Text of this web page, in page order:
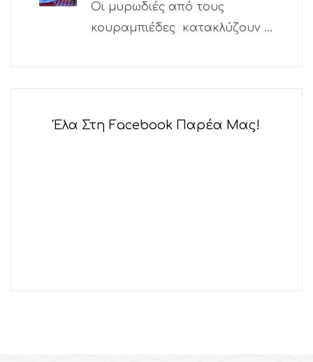
Οι μυρωδιές από τους
κουραμπιέδες κατακλύζουν ...
Έλα Στη Facebook Παρέα Μας!